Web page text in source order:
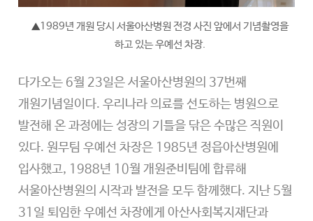
▲1989년 개원 당시 서울아산병원 전경 사진 앞에서 기념촬영을
하고 있는 우예선 차장.
다가오는 6월 23일은 서울아산병원의 37번째
개원기념일이다. 우리나라 의료를 선도하는 병원으로
발전해 온 과정에는 성장의 기틀을 닦은 수많은 직원이
있다. 원무팀 우예선 차장은 1985년 정읍아산병원에
입사했고, 1988년 10월 개원준비팀에 합류해
서울아산병원의 시작과 발전을 모두 함께했다. 지난 5월
31일 퇴임한 우예선 차장에게 아산사회복지재단과